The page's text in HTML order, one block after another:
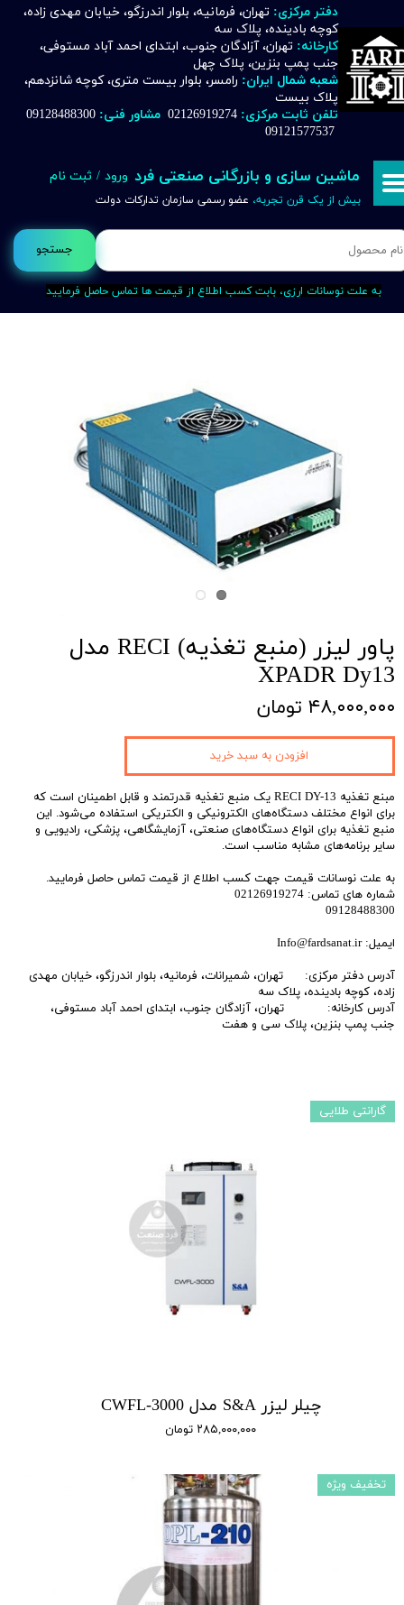
جستجو
دفتر مرکزی: تهران، فرمانیه، بلوار اندرزگو، خیابان مهدی زاده،
کوچه بادینده، پلاک سه
کارخانه: تهران، آزادگان جنوب، ابتدای احمد آباد مستوفی،
جنب پمپ بنزین، پلاک چهل
شعبه شمال ایران: رامسر، بلوار بیست متری، کوچه شانزدهم،
پلاک بیست
تلفن ثابت مرکزی: 02126919274 مشاور فنی:
09121577537
ماشین سازی و بازرگانی صنعتی فرد
بیش از یک قرن تجربه، عضو رسمی سازمان تدارکات دولت
ورود / ثبت نام
حساب کاربری من
تغییر گذر واژه
خروج از حساب کاربری
به علت نوسانات ارزی، بابت کسب اطلاع از قیمت ها تماس حاصل فرمایید
پاور لیزر (منبع تغذیه) RECI مدل
XPADR Dy13
۴۸,۰۰۰,۰۰۰ تومان
مبنع تغذیه RECI DY-13 یک منبع تغذیه قدرتمند و قابل اطمینان است که
برای انواع مختلف دستگاه‌های الکترونیکی و الکتریکی استفاده می‌شود. این
منبع تغذیه برای انواع دستگاه‌های صنعتی، آزمایشگاهی، پزشکی، رادیویی و
سایر برنامه‌های مشابه مناسب است.
به علت نوسانات قیمت جهت کسب اطلاع از قیمت تماس حاصل فرمایید.
شماره های تماس: 02126919274
09128488300
ایمیل: Info@fardsanat.ir
آدرس دفتر مرکزی: تهران، شمیرانات، فرمانیه، بلوار اندرزگو، خیابان مهدی
زاده، کوچه بادینده، پلاک سه
آدرس کارخانه: تهران، آزادگان جنوب، ابتدای احمد آباد مستوفی،
جنب پمپ بنزین، پلاک سی و هفت
افزودن به سبد خرید
چیلر لیزر S&A مدل CWFL-3000
۲۸۵,۰۰۰,۰۰۰ تومان
گارانتی طلایی
تخفیف ویژه